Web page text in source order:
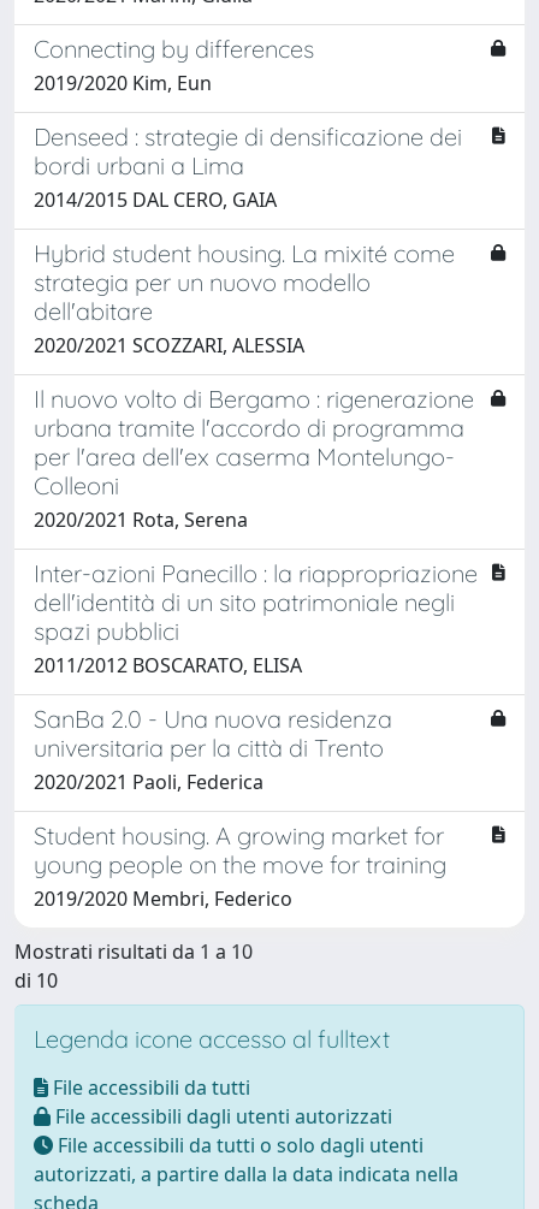
Connecting by differences
2019/2020 Kim, Eun
Denseed : strategie di densificazione dei
bordi urbani a Lima
2014/2015 DAL CERO, GAIA
Hybrid student housing. La mixité come
strategia per un nuovo modello
dell'abitare
2020/2021 SCOZZARI, ALESSIA
Il nuovo volto di Bergamo : rigenerazione
urbana tramite l'accordo di programma
per l'area dell'ex caserma Montelungo-
Colleoni
2020/2021 Rota, Serena
Inter-azioni Panecillo : la riappropriazione
dell'identità di un sito patrimoniale negli
spazi pubblici
2011/2012 BOSCARATO, ELISA
SanBa 2.0 - Una nuova residenza
universitaria per la città di Trento
2020/2021 Paoli, Federica
Student housing. A growing market for
young people on the move for training
2019/2020 Membri, Federico
Mostrati risultati da 1 a 10
di 10
Legenda icone accesso al fulltext
File accessibili da tutti
File accessibili dagli utenti autorizzati
File accessibili da tutti o solo dagli utenti
autorizzati, a partire dalla la data indicata nella
scheda